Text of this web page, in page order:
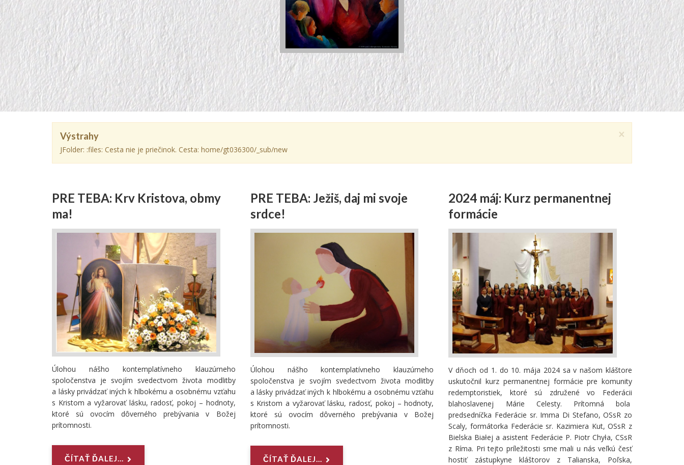
×
Výstrahy
JFolder: :files: Cesta nie je priečinok. Cesta: home/gt036300/_sub/new
PRE TEBA: Krv Kristova, obmy
ma!
Úlohou nášho kontemplatívneho klauzúrneho
spoločenstva je svojím svedectvom života modlitby
a lásky privádzať iných k hlbokému a osobnému vzťahu
s Kristom a vyžarovať lásku, radosť, pokoj – hodnoty,
ktoré sú ovocím dôverného prebývania v Božej
prítomnosti.
ČÍTAŤ ĎALEJ...
PRE TEBA: Ježiš, daj mi svoje
srdce!
Úlohou nášho kontemplatívneho klauzúrneho
spoločenstva je svojím svedectvom života modlitby
a lásky privádzať iných k hlbokému a osobnému vzťahu
s Kristom a vyžarovať lásku, radosť, pokoj – hodnoty,
ktoré sú ovocím dôverného prebývania v Božej
prítomnosti.
ČÍTAŤ ĎALEJ...
2024 máj: Kurz permanentnej
formácie
V dňoch od 1. do 10. mája 2024 sa v našom kláštore
uskutočnil kurz permanentnej formácie pre komunity
redemptoristiek, ktoré sú združené vo Federácii
blahoslavenej Márie Celesty. Prítomná bola
predsedníčka Federácie sr. Imma Di Stefano, OSsR zo
Scaly, formátorka Federácie sr. Kazimiera Kut, OSsR z
Bielska Białej a asistent Federácie P. Piotr Chyła, CSsR
z Ríma. Pri tejto príležitosti sme mali u nás veľkú česť
hostiť zástupkyne kláštorov z Talianska, Poľska,